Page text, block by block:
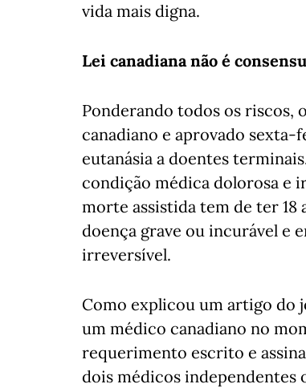
vida mais digna.
Lei canadiana não é
Ponderando todos os riscos,
canadiano e aprovado sexta-
eutanásia a doentes
condição médica dolorosa e
morte assistida tem de ter 18
doença grave ou incurável e
irreversível.
Como explicou um artigo do
um médico canadiano no
requerimento escrito e
dois médicos independentes